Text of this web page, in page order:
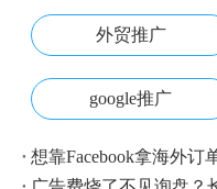
外贸推广
google推广
想靠Facebook拿海外订